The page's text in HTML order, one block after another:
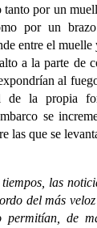
por un
por un
entre el
a la parte de
al
de la propia
se
las que se
las
del más
de